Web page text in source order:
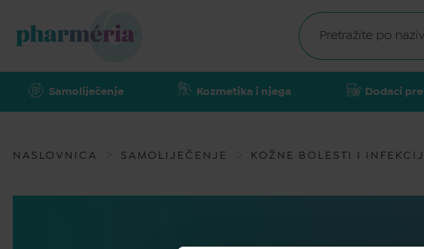
Samoliječenje Kozmetika i njega Dodaci
NASLOVNICA SAMOLIJEČENJE KOŽNE BOLESTI I